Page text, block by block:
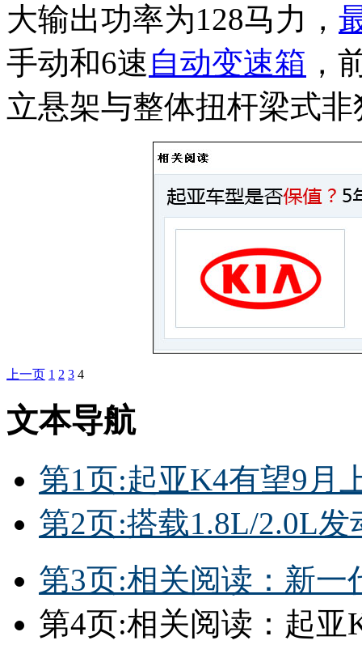
大输出功率为128马力，
手动和6速 自动变速箱 ，
立悬架与整体扭杆梁式
上一页 1 2 3 4
文本导航
第1页:起亚K4有望9月
第2页:搭载1.8L/2.0L
第3页:相关阅读：新一
第4页:相关阅读：起亚